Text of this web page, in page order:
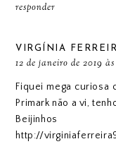
responder
VIRGÍNIA
12 de janeiro de 2019 às
Fiquei mega curiosa
Primark não a vi,
Beijinhos
http://